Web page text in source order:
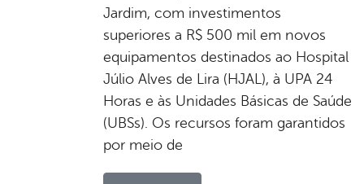
Jardim, com investimentos
superiores a R$ 500 mil em novos
equipamentos destinados ao Hospital
Júlio Alves de Lira (HJAL), à UPA 24
Horas e às Unidades Básicas de Saúde
(UBSs). Os recursos foram garantidos
por meio de